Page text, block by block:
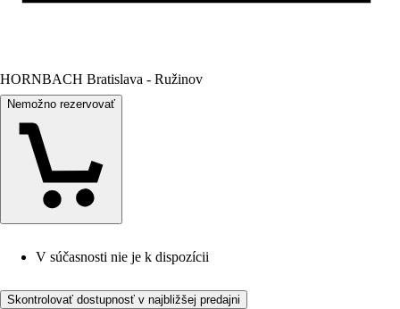
HORNBACH Bratislava - Ružinov
Nemožno rezervovať
V súčasnosti nie je k dispozícii
Skontrolovať dostupnosť v najbližšej predajni